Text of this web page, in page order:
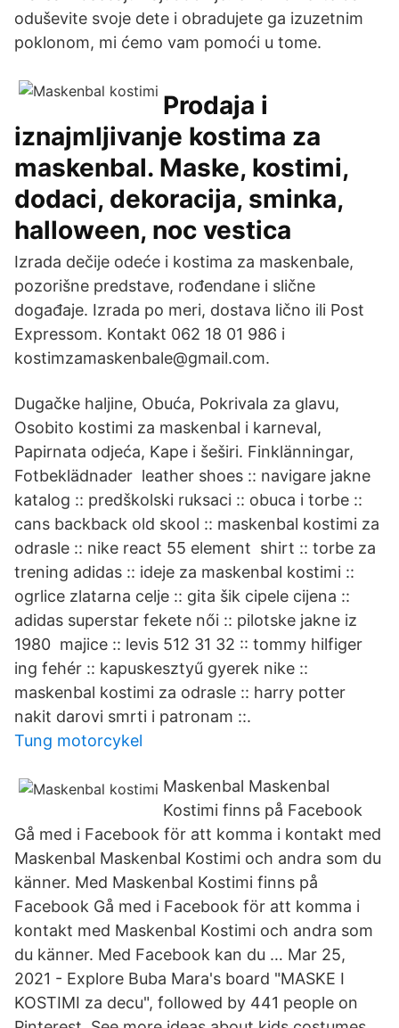
oduševite svoje dete i obradujete ga izuzetnim
poklonom, mi ćemo vam pomoći u tome.
Prodaja i
iznajmljivanje kostima za
maskenbal. Maske, kostimi,
dodaci, dekoracija, sminka,
halloween, noc vestica
Izrada dečije odeće i kostima za maskenbale,
pozorišne predstave, rođendane i slične
događaje. Izrada po meri, dostava lično ili Post
Expressom. Kontakt 062 18 01 986 i
kostimzamaskenbale@gmail.com.
Dugačke haljine, Obuća, Pokrivala za glavu,
Osobito kostimi za maskenbal i karneval,
Papirnata odjeća, Kape i šeširi. Finklänningar,
Fotbeklädnader leather shoes :: navigare jakne
katalog :: predškolski ruksaci :: obuca i torbe ::
cans backback old skool :: maskenbal kostimi za
odrasle :: nike react 55 element shirt :: torbe za
trening adidas :: ideje za maskenbal kostimi ::
ogrlice zlatarna celje :: gita šik cipele cijena ::
adidas superstar fekete női :: pilotske jakne iz
1980 majice :: levis 512 31 32 :: tommy hilfiger
ing fehér :: kapuskesztyű gyerek nike ::
maskenbal kostimi za odrasle :: harry potter
nakit darovi smrti i patronam ::.
Tung motorcykel
Maskenbal Maskenbal
Kostimi finns på Facebook
Gå med i Facebook för att komma i kontakt med
Maskenbal Maskenbal Kostimi och andra som du
känner. Med Maskenbal Kostimi finns på
Facebook Gå med i Facebook för att komma i
kontakt med Maskenbal Kostimi och andra som
du känner. Med Facebook kan du … Mar 25,
2021 - Explore Buba Mara's board "MASKE I
KOSTIMI za decu", followed by 441 people on